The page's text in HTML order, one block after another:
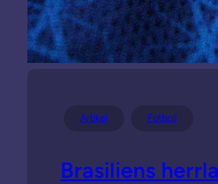
Artikel Fotboll
Brasiliens